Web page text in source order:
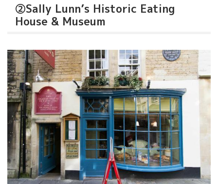
②Sally Lunn’s Historic Eating
House & Museum